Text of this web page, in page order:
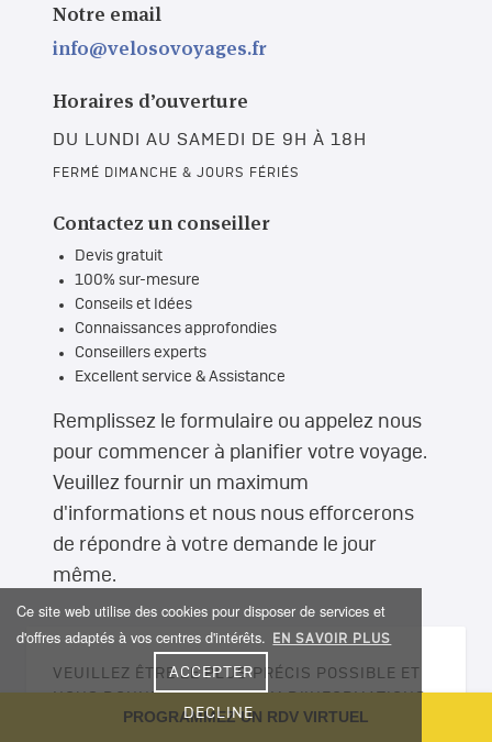
Ce site web utilise des cookies pour disposer de services et
d'offres adaptés à vos centres d'intérêts.
EN SAVOIR PLUS
DECLINE
ACCEPTER
PROGRAMMEZ UN RDV VIRTUEL
Notre email
info@velosovoyages.fr
Horaires d’ouverture
DU LUNDI AU SAMEDI DE 9H À 18H
FERMÉ DIMANCHE & JOURS FÉRIÉS
Contactez un conseiller
Devis gratuit
100% sur-mesure
Conseils et Idées
Connaissances approfondies
Conseillers experts
Excellent service & Assistance
Remplissez le formulaire ou appelez nous
pour commencer à planifier votre voyage.
Veuillez fournir un maximum
d'informations et nous nous efforcerons
de répondre à votre demande le jour
même.
VEUILLEZ ÊTRE LE PLUS PRÉCIS POSSIBLE ET